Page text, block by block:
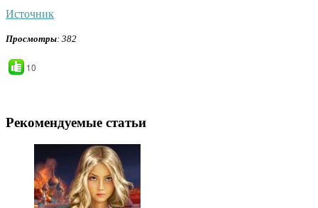
Источник
Просмотры: 382
10
Рекомендуемые статьи